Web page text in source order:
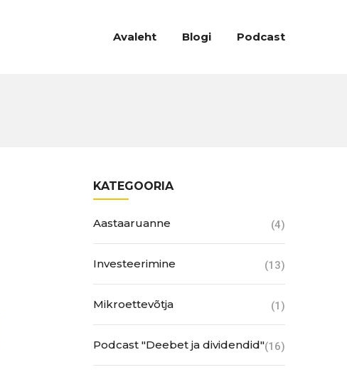
Avaleht Blogi Podcast
KATEGOORIA
Aastaaruanne (4)
Investeerimine (13)
Mikroettevõtja (1)
Podcast "Deebet ja dividendid"(16)